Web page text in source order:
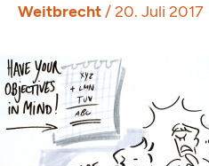
Weitbrecht/20. Juli 2017